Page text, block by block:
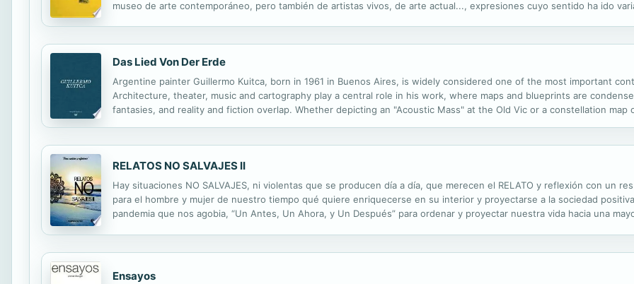
museo de arte contemporáneo, pero también de artistas vivos, de arte actual..., expresiones cuyo sentido ha ido
Das Lied Von Der Erde
Argentine painter Guillermo Kuitca, born in 1961 in Buenos Aires, is widely considered one of the most important
Architecture, theater, music and cartography play a central role in his work, where maps and blueprints are
fantasies, and reality and fiction overlap. Whether depicting an "Acoustic Mass" at the Old Vic or a constellation map
RELATOS NO SALVAJES II
Hay situaciones NO SALVAJES, ni violentas que se producen día a día, que merecen el RELATO y reflexión con un
para el hombre y mujer de nuestro tiempo qué quiere enriquecerse en su interior y proyectarse a la sociedad
pandemia que nos agobia, “Un Antes, Un Ahora, y Un Después” para ordenar y proyectar nuestra vida hacia una
Ensayos